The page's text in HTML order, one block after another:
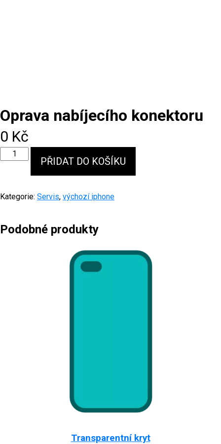
Oprava nabíjecího konektoru
0 Kč
Oprava
nabíjecího
konektoru
PŘIDAT DO KOŠÍKU
Kategorie: Servis, výchozí iphone
Podobné produkty
Transparentní kryt